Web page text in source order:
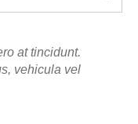
at tincidunt.
vehicula vel